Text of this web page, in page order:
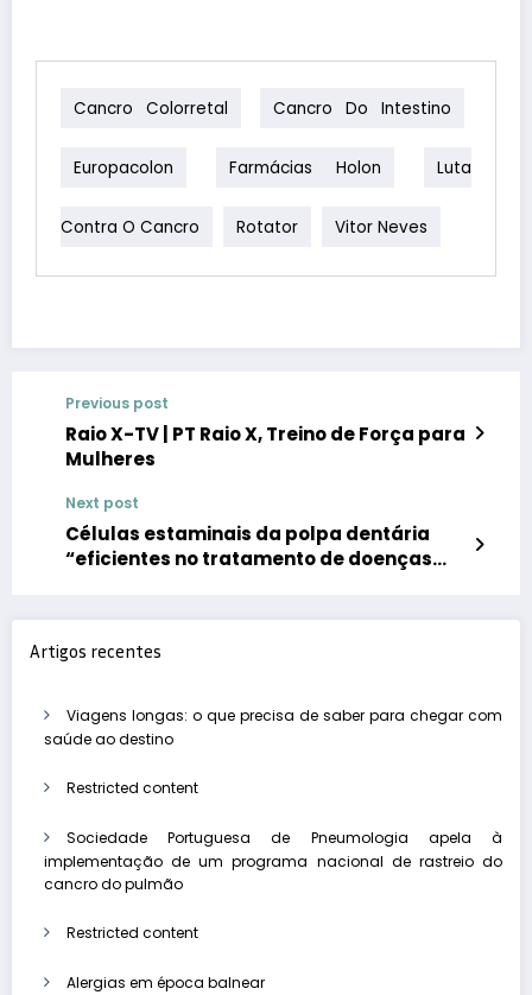
Cancro Colorretal Cancro Do Intestino
Europacolon Farmácias Holon Luta
Contra O Cancro Rotator Vitor Neves
Previous post
Raio X-TV | PT Raio X, Treino de Força para
Mulheres
Next post
Células estaminais da polpa dentária
“eficientes no tratamento de doenças
Artigos recentes
Viagens longas: o que precisa de saber para chegar com
saúde ao destino
Restricted content
Sociedade Portuguesa de Pneumologia apela à
implementação de um programa nacional de rastreio do
cancro do pulmão
Restricted content
Alergias em época balnear